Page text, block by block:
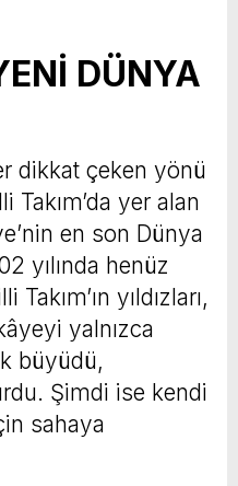
DÜNYA
dikkat çeken yönü
Takım’da yer alan
en son Dünya
yılında henüz
yıldızları,
yalnızca
büyüdü,
Şimdi ise kendi
sahaya